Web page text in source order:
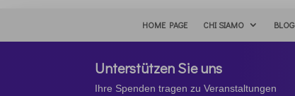
HOME PAGE CHI SIAMO BLOG
Unterstützen Sie uns
Ihre Spenden tragen zu Veranstaltungen